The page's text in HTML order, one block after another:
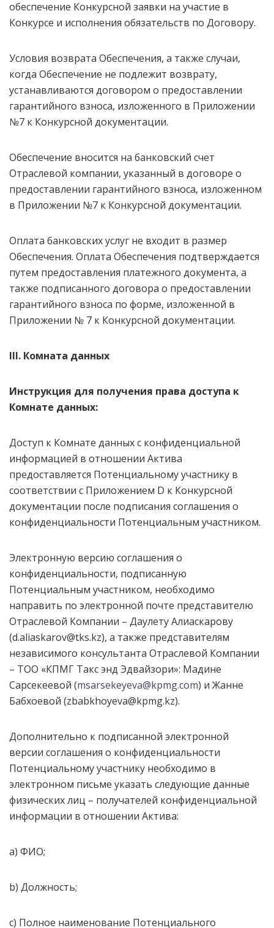
обеспечение Конкурсной заявки на участие в
Конкурсе и исполнения обязательств по Договору.
Условия возврата Обеспечения, а также случаи,
когда Обеспечение не подлежит возврату,
устанавливаются договором о предоставлении
гарантийного взноса, изложенного в Приложении
№7 к Конкурсной документации.
Обеспечение вносится на банковский счет
Отраслевой компании, указанный в договоре о
предоставлении гарантийного взноса, изложенном
в Приложении №7 к Конкурсной документации.
Оплата банковских услуг не входит в размер
Обеспечения. Оплата Обеспечения подтверждается
путем предоставления платежного документа, а
также подписанного договора о предоставлении
гарантийного взноса по форме, изложенной в
Приложении № 7 к Конкурсной документации.
III. Комната данных
Инструкция для получения права доступа к
Комнате данных:
Доступ к Комнате данных с конфиденциальной
информацией в отношении Актива
предоставляется Потенциальному участнику в
соответствии с Приложением D к Конкурсной
документации после подписания соглашения о
конфиденциальности Потенциальным участником.
Электронную версию соглашения о
конфиденциальности, подписанную
Потенциальным участником, необходимо
направить по электронной почте представителю
Отраслевой Компании – Даулету Алиаскарову
(d.aliaskarov@tks.kz), а также представителям
независимого консультанта Отраслевой Компании
– ТОО «КПМГ Такс энд Эдвайзори»: Мадине
Сарсекеевой (msarsekeyeva@kpmg.com) и Жанне
Бабхоевой (zbabkhoyeva@kpmg.kz).
Дополнительно к подписанной электронной
версии соглашения о конфиденциальности
Потенциальному участнику необходимо в
электронном письме указать следующие данные
физических лиц – получателей конфиденциальной
информации в отношении Актива:
a) ФИО;
b) Должность;
c) Полное наименование Потенциального